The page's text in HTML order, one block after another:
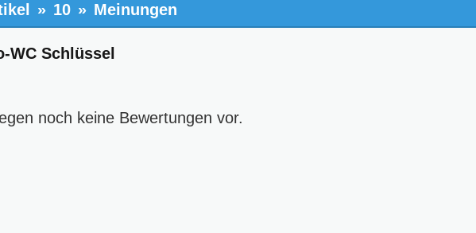
» 10 » Meinungen
WC Schlüssel
noch keine Bewertungen vor.